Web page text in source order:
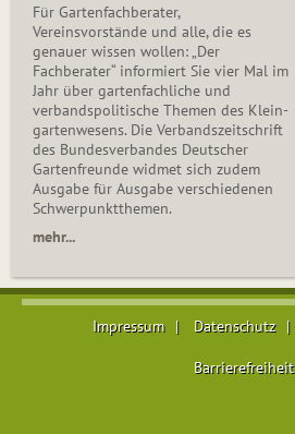
Für Gartenfachberater,
Vereinsvorstände und alle, die es
genauer wissen wollen: „Der
Fachberater“ informiert Sie vier Mal im
Jahr über gartenfachliche und
verbandspolitische Themen des Klein­
gar­ten­wesens. Die Ver­bands­zeit­schrift
des Bun­des­ver­ban­des Deutscher
Gartenfreunde widmet sich zudem
Ausgabe für Ausgabe verschiedenen
Schwer­punkt­the­men.
mehr...
Impressum Datenschutz
Barrierefreiheit